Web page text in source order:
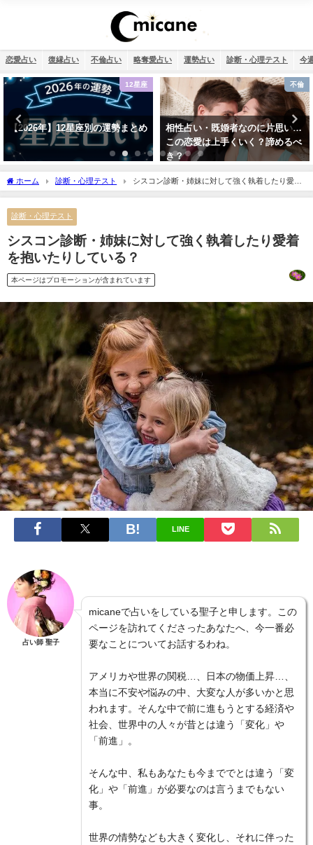
恋愛占い 復縁占い 不倫占い 略奪愛占い 運勢占い 診断・心理テスト 今
不倫
相性占い・既婚者なのに片思い…
この恋愛は上手くいく？諦めるべ
き？
干支占い
干支占い2026年（令和8年）【十
二支＋60種類（60干支）の運勢・
性格・相性を無料紹介】
ホーム 診断・心理テスト
シスコン診断・姉妹に対して強く執着したり愛着
を抱いたりしている？
診断・心理テスト
シスコン診断・姉妹に対して強く執着したり愛着
を抱いたりしている？
本ページはプロモーションが含まれています
LINE
占い師 聖子
micaneで占いをしている聖子と申します。この
ページを訪れてくださったあなたへ、今一番必
要なことについてお話するわね。
アメリカや世界の関税…、日本の物価上昇…、
本当に不安や悩みの中、大変な人が多いかと思
われます。そんな中で前に進もうとする経済や
社会、世界中の人々が昔とは違う「変化」や
「前進」。
そんな中、私もあなたも今まででとは違う「変
化」や「前進」が必要なのは言うまでもない
事。
世界の情勢なども大きく変化し、それに伴った